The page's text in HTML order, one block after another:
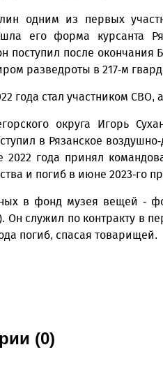
одним из первых
его форма курсанта
поступил после
разведроты в 217-м
года стал участником
округа Игорь
в Рязанское
года принял
и погиб в июне 2023-го
в фонд музея вещей -
Он служил по контракту в
погиб, спасая товарищей.
(0)